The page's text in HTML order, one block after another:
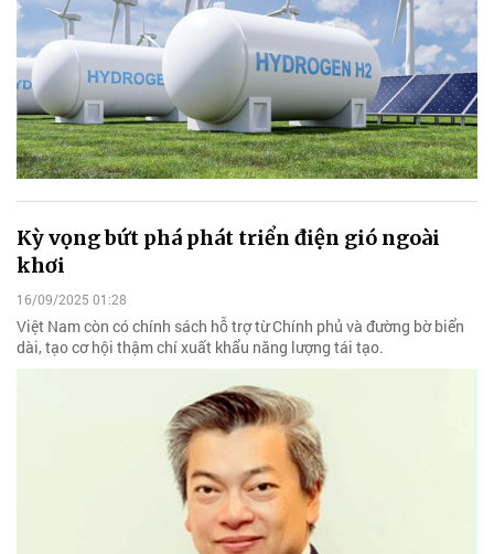
Kỳ vọng bứt phá phát triển điện gió ngoài
khơi
16/09/2025 01:28
Việt Nam còn có chính sách hỗ trợ từ Chính phủ và đường bờ biển
dài, tạo cơ hội thậm chí xuất khẩu năng lượng tái tạo.